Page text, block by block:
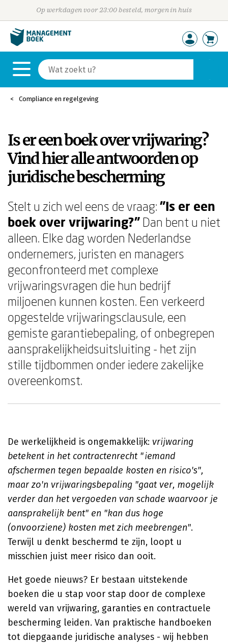
Op werkdagen voor 23:00 besteld, morgen in huis
Compliance en regelgeving
Is er een boek over vrijwaring?
Vind hier alle antwoorden op
juridische bescherming
Stelt u zich wel eens de vraag: "Is er een
boek over vrijwaring?" Dan bent u niet
alleen. Elke dag worden Nederlandse
ondernemers, juristen en managers
geconfronteerd met complexe
vrijwaringsvragen die hun bedrijf
miljoenen kunnen kosten. Een verkeerd
opgestelde vrijwaringsclausule, een
gemiste garantiebepaling, of onbegrepen
aansprakelijkheidsuitsluiting - het zijn
stille tijdbommen onder iedere zakelijke
overeenkomst.
De werkelijkheid is ongemakkelijk: vrijwaring
betekent in het contractenrecht "iemand
afschermen tegen bepaalde kosten en risico's",
maar zo'n vrijwaringsbepaling "gaat ver, mogelijk
verder dan het vergoeden van schade waarvoor je
aansprakelijk bent" en "kan dus hoge
(onvoorziene) kosten met zich meebrengen".
Terwijl u denkt beschermd te zijn, loopt u
misschien juist meer risico dan ooit.
Het goede nieuws? Er bestaan uitstekende
boeken die u stap voor stap door de complexe
wereld van vrijwaring, garanties en contractuele
bescherming leiden. Van praktische handboeken
tot diepgaande juridische analyses - wij hebben